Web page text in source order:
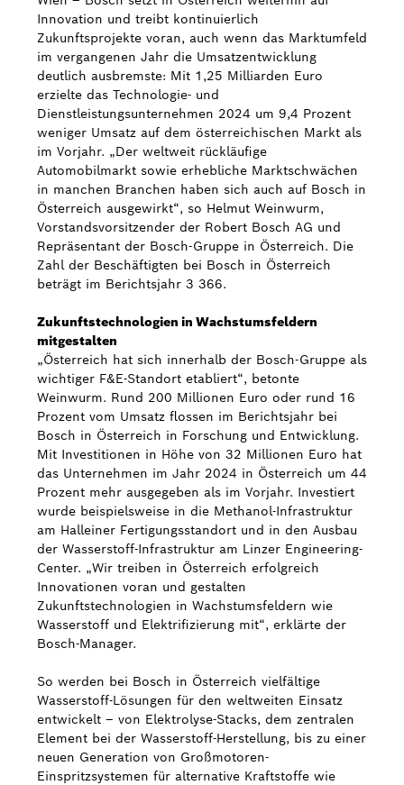
Kontakt
Innovation und treibt kontinuierlich
Zukunftsprojekte voran, auch wenn das Marktumfeld
im vergangenen Jahr die Umsatzentwicklung
deutlich ausbremste: Mit 1,25 Milliarden Euro
erzielte das Technologie- und
Dienstleistungsunternehmen 2024 um 9,4 Prozent
weniger Umsatz auf dem österreichischen Markt als
im Vorjahr. „Der weltweit rückläufige
Automobilmarkt sowie erhebliche Marktschwächen
in manchen Branchen haben sich auch auf Bosch in
Österreich ausgewirkt“, so Helmut Weinwurm,
Vorstandsvorsitzender der Robert Bosch AG und
Repräsentant der Bosch-Gruppe in Österreich. Die
Zahl der Beschäftigten bei Bosch in Österreich
beträgt im Berichtsjahr 3 366.
Zukunftstechnologien in Wachstumsfeldern
mitgestalten
„Österreich hat sich innerhalb der Bosch-Gruppe als
wichtiger F&E-Standort etabliert“, betonte
Weinwurm. Rund 200 Millionen Euro oder rund 16
Prozent vom Umsatz flossen im Berichtsjahr bei
Bosch in Österreich in Forschung und Entwicklung.
Mit Investitionen in Höhe von 32 Millionen Euro hat
das Unternehmen im Jahr 2024 in Österreich um 44
Prozent mehr ausgegeben als im Vorjahr. Investiert
wurde beispielsweise in die Methanol-Infrastruktur
am Halleiner Fertigungsstandort und in den Ausbau
der Wasserstoff-Infrastruktur am Linzer Engineering-
Center. „Wir treiben in Österreich erfolgreich
Innovationen voran und gestalten
Zukunftstechnologien in Wachstumsfeldern wie
Wasserstoff und Elektrifizierung mit“, erklärte der
Bosch-Manager.
So werden bei Bosch in Österreich vielfältige
Wasserstoff-Lösungen für den weltweiten Einsatz
entwickelt – von Elektrolyse-Stacks, dem zentralen
Element bei der Wasserstoff-Herstellung, bis zu einer
neuen Generation von Großmotoren-
Einspritzsystemen für alternative Kraftstoffe wie